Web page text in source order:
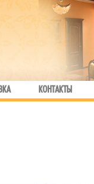
КОНТАКТЫ